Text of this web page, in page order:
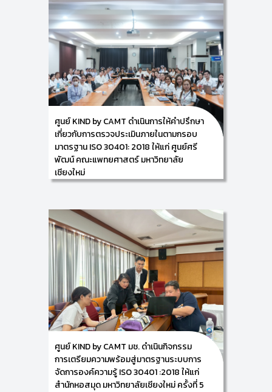
คณะแพทยศาสตร์ มหาวิทยาลัยเชียงใหม่ เนื่องในโอกาสที่
ผ่านการรับรองมาตรฐาน ISO 30401: 2018
ด้านระบบการจัดการความรู้ (Knowledge
Management System) “ก้าวสู่การเป็นองค์กรสุขภาพ
แห่งการเรียนรู้ (Learning Healthcare Organization)
แห่งแรกของประเทศไทย ที่ได้รับการรับรองมาตรฐาน
สากลด้านระบบการจัดการความรู้ เพื่อยกระดับคุณภาพ
การรักษา การพัฒนานวัตกรรม และการดูแลผู้ป่วยอย่าง
ยั่งยืน”
ศูนย์ KIND by CAMT ดำเนินการให้คำปรึกษา
เกี่ยวกับการตรวจประเมินภายในตามกรอบ
มาตรฐาน ISO 30401: 2018 ให้แก่ ศูนย์ศรี
พัฒน์ คณะแพทยศาสตร์ มหาวิทยาลัย
เชียงใหม่
(Knowledge and Innovation Development: KIND)
วิทยาลัยศิลปะ สื่อ และเทคโนโลยี มหาวิทยาลัยเชียงใหม่ นำ
โดย ผู้ช่วยศาสตราจารย์ ดร.อัจฉรา คำอักษร
ผู้ปฏิบัติหน้าที่ช่วยคณบดี ด้านการพัฒนาองค์ความรู้และ
การจัดการนวัตกรรม/ หัวหน้าศูนย์การพัฒนาองค์ความรู้
และนวัตกรรม (Knowledge and Innovation
Development: KIND) ดำเนินการให้คำปรึกษาเกี่ยวกับการ
ตรวจประเมินภายในตามกรอบมาตรฐาน ISO 30401:
2018 ให้แก่ ทีมงานด้านการจัดการความรู้ ศูนย์ศรีพัฒน์
คณะแพทยศาสตร์ มหาวิทยาลัยเชียงใหม่ ภายใต้การจ้างที่
ปรึกษา “โครงการที่ปรึกษาด้านการบริหารระบบการจัดการ
ความรู้ตามกรอบมาตรฐาน ISO 30401: 2018 และการ
บริหารระบบการจัดการนวัตกรรม ตามกรอบมาตรฐาน
ISO 56002: 2019
” ในระหว่างวันที่ 18-19 พฤษภาคม
2569 ณ ห้องประชุมดอกสัก
คณะแพทยศาสตร์ มหาวิทยาลัยเชียงใหม่
ศูนย์ KIND by CAMT มช. ดำเนินกิจกรรม
การเตรียมความพร้อมสู่มาตรฐานระบบการ
จัดการองค์ความรู้ ISO 30401 :2018 ให้แก่
สำนักหอสมุด มหาวิทยาลัยเชียงใหม่ ครั้งที่ 5